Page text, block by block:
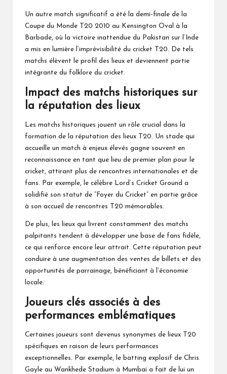
Un autre match significatif a été la demi-finale de la
Coupe du Monde T20 2010 au Kensington Oval à la
Barbade, où la victoire inattendue du Pakistan sur l’Inde
a mis en lumière l’imprévisibilité du cricket T20. De tels
matchs élèvent le profil des lieux et deviennent partie
intégrante du folklore du cricket.
Impact des matchs historiques sur
la réputation des lieux
Les matchs historiques jouent un rôle crucial dans la
formation de la réputation des lieux T20. Un stade qui
accueille un match à enjeux élevés gagne souvent en
reconnaissance en tant que lieu de premier plan pour le
cricket, attirant plus de rencontres internationales et de
fans. Par exemple, le célèbre Lord’s Cricket Ground a
solidifié son statut de “Foyer du Cricket” en partie grâce
à son accueil de rencontres T20 mémorables.
De plus, les lieux qui livrent constamment des matchs
palpitants tendent à développer une base de fans fidèle,
ce qui renforce encore leur attrait. Cette réputation peut
conduire à une augmentation des ventes de billets et des
opportunités de parrainage, bénéficiant à l’économie
locale.
Joueurs clés associés à des
performances emblématiques
Certaines joueurs sont devenus synonymes de lieux T20
spécifiques en raison de leurs performances
exceptionnelles. Par exemple, le batting explosif de Chris
Gayle au Wankhede Stadium à Mumbai a fait de lui un